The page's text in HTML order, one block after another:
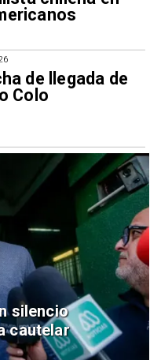
de llegada de
Colo
silencio
cautelar